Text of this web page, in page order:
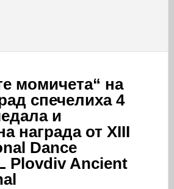
момичета“ на
спечелиха 4
и
награда от XIII
Dance
Plovdiv Ancient